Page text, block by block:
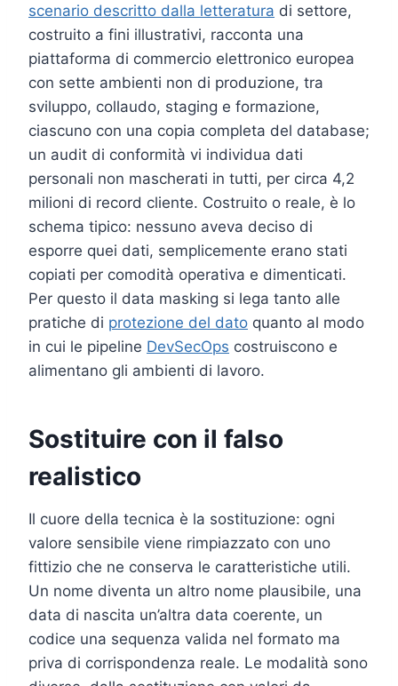
scenario descritto dalla letteratura di settore,
costruito a fini illustrativi, racconta una
piattaforma di commercio elettronico europea
con sette ambienti non di produzione, tra
sviluppo, collaudo, staging e formazione,
ciascuno con una copia completa del database;
un audit di conformità vi individua dati
personali non mascherati in tutti, per circa 4,2
milioni di record cliente. Costruito o reale, è lo
schema tipico: nessuno aveva deciso di
esporre quei dati, semplicemente erano stati
copiati per comodità operativa e dimenticati.
Per questo il data masking si lega tanto alle
pratiche di protezione del dato quanto al modo
in cui le pipeline DevSecOps costruiscono e
alimentano gli ambienti di lavoro.
Sostituire con il falso
realistico
Il cuore della tecnica è la sostituzione: ogni
valore sensibile viene rimpiazzato con uno
fittizio che ne conserva le caratteristiche utili.
Un nome diventa un altro nome plausibile, una
data di nascita un’altra data coerente, un
codice una sequenza valida nel formato ma
priva di corrispondenza reale. Le modalità sono